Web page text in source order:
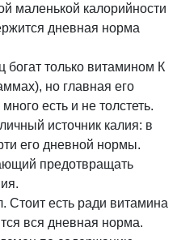
маленькой калорийности
дневная норма
богат только витамином К
но главная его
есть и не толстеть.
источник калия: в
его дневной нормы.
предотвращать
Стоит есть ради витамина
вся дневная норма.